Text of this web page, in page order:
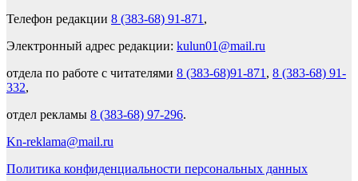
Телефон редакции 8 (383-68) 91-871 ,
Электронный адрес редакции: kulun01@mail.ru
отдела по работе с читателями 8 (383-68)91-871 , 8 (383-68) 91-
332,
отдел рекламы 8 (383-68) 97-296.
Kn-reklama@mail.ru
Политика конфиденциальности персональных данных